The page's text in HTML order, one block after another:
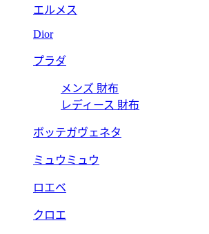
エルメス
Dior
プラダ
メンズ 財布
レディース 財布
ボッテガヴェネタ
ミュウミュウ
ロエベ
クロエ